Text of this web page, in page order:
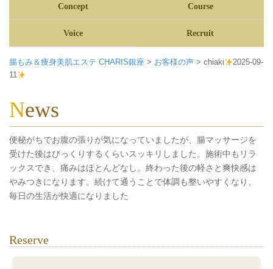
Concept Course
Voice Recruit
腸もみ＆痩身美肌エステ CHARIS銀座 > お客様の声 > chiaki
2025-09-
11
News
便秘がちでお腹の張りが気になっていましたが、腸マッサージを
受けた後はびっくりするくらいスッキリしました。施術中もリラ
ックスでき、痛みはほとんどなし。終わった後の軽さと爽快感は
やみつきになります。続けて通うことで体調も整いやすくなり、
毎日の生活が快適になりました
Reserve